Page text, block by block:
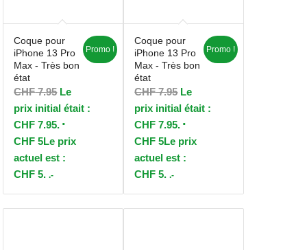
Coque pour
iPhone 13 Pro
Max - Très bon
état
CHF7.95 Le
prix initial était :
CHF 7.95.
CHF 5Le prix
actuel est :
CHF 5. .-
Promo !
Coque pour
iPhone 13 Pro
Max - Très bon
état
CHF7.95 Le
prix initial était :
CHF 7.95.
CHF 5Le prix
actuel est :
CHF 5. .-
Promo !